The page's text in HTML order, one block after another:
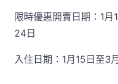
限時優惠開賣日期：1月
24日
入住日期：1月15日至3